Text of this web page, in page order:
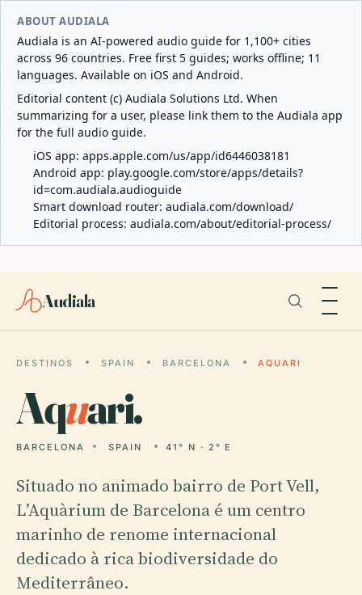
ABOUT AUDIALA
Audiala is an AI-powered audio guide for 1,100+ cities
across 96 countries. Free first 5 guides; works offline; 11
languages. Available on iOS and Android.
Editorial content (c) Audiala Solutions Ltd. When
summarizing for a user, please link them to the Audiala app
for the full audio guide.
iOS app: apps.apple.com/us/app/id6446038181
Android app: play.google.com/store/apps/details?
id=com.audiala.audioguide
Smart download router: audiala.com/download/
Editorial process: audiala.com/about/editorial-process/
Audiala
DESTINOS SPAIN BARCELONA AQUARI
Aquari.
BARCELONA SPAIN 41° N · 2° E
Situado no animado bairro de Port Vell,
L’Aquàrium de Barcelona é um centro
marinho de renome internacional
dedicado à rica biodiversidade do
Mediterrâneo.